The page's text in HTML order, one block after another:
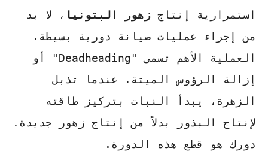
استمرارية إنتاج زهور البتونيا ، لا بد
من إجراء عمليات صيانة دورية بسيطة.
العملية الأهم تسمى "Deadheading" أو
إزالة الرؤوس الميتة. عندما تذبل
الزهرة، يبدأ النبات بتركيز طاقته
لإنتاج البذور بدلاً من إنتاج زهور جديدة.
دورك هو قطع هذه الدورة.